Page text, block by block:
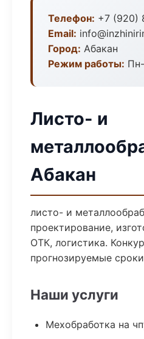
Телефон: +7 (920)
Email:
Город: Абакан
Режим работы:
Листо- и
Абакан
листо- и
проектирование,
ОТК, логистика.
прогнозируемые
Наши услуги
Мехобработка на